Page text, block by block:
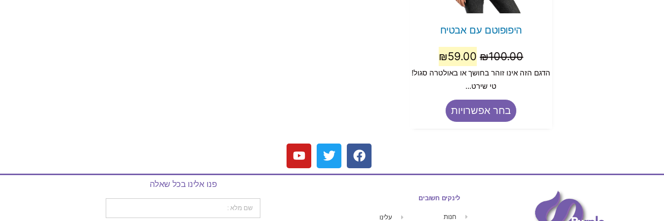
היפופוטם עם אבטיח
₪100.00
₪59.00
הדגם הזה אינו זוהר בחושך או באולטרה סגול!
טי שירט...
בחר אפשרויות
לינקים חשובים
חנות עלינו
פנו אלינו בכל שאלה